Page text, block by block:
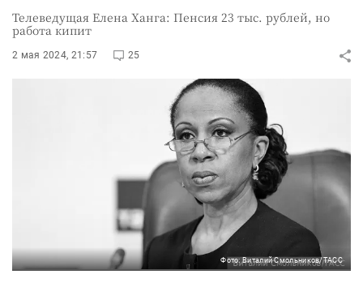
Телеведущая Елена Ханга: Пенсия 23 тыс. рублей, но
работа кипит
2 мая 2024, 21:57 25
Фото: Виталий Смольников/ТАСС